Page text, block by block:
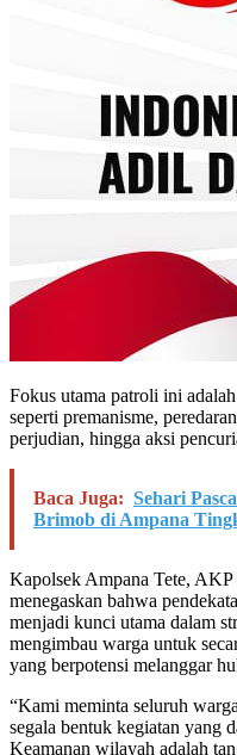
Fokus utama patroli ini
seperti premanisme,
perjudian, hingga aksi
Baca Juga: Sehari
Brimob di Ampana
Kapolsek Ampana Tete,
menegaskan bahwa
menjadi kunci utama dalam
mengimbau warga untuk
yang berpotensi melanggar
“Kami meminta seluruh
segala bentuk kegiatan yang
Keamanan wilayah adalah